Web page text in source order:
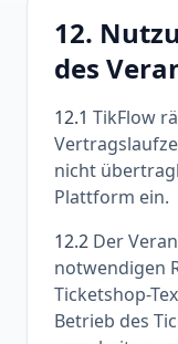
12.
des
12.1 TikFlow
nicht
Plattform ein.
12.2 Der
notwendigen
Ticketshop-
Betrieb des